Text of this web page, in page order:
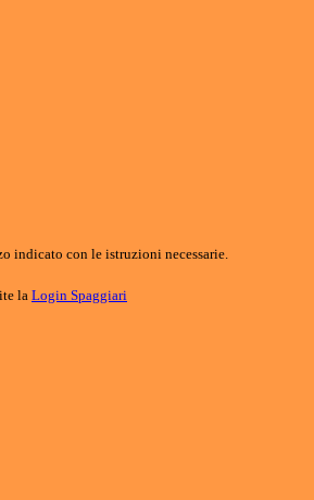
indicato con le istruzioni necessarie.
la Login Spaggiari